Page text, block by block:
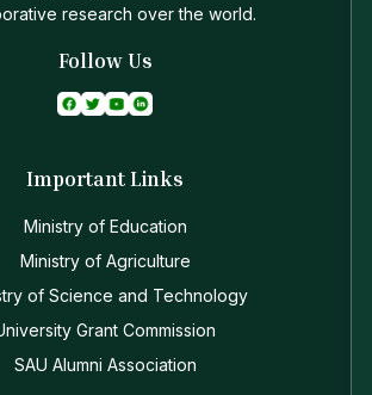
research over the world.
Follow Us
Important Links
Ministry of Education
Ministry of Agriculture
of Science and Technology
Grant Commission
SAU Alumni Association